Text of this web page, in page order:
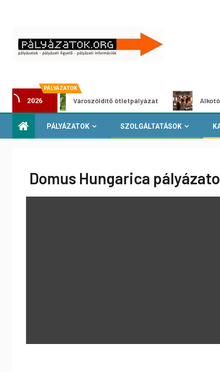
PÁLYÁZATOK
2026Városzöldítő ötletpályázat Alkotói
PÁLYÁZATOK SZOLGÁLTATÁSOK
Domus Hungarica